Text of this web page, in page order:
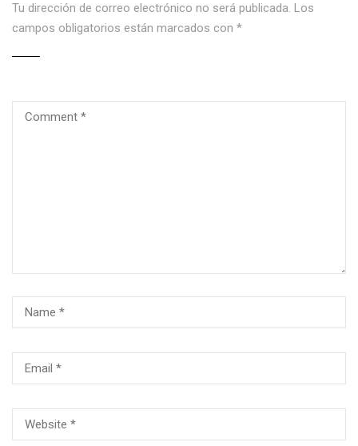
Tu dirección de correo electrónico no será publicada. Los
campos obligatorios están marcados con *